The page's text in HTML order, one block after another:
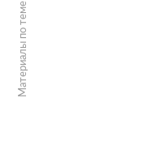
Материалы по теме